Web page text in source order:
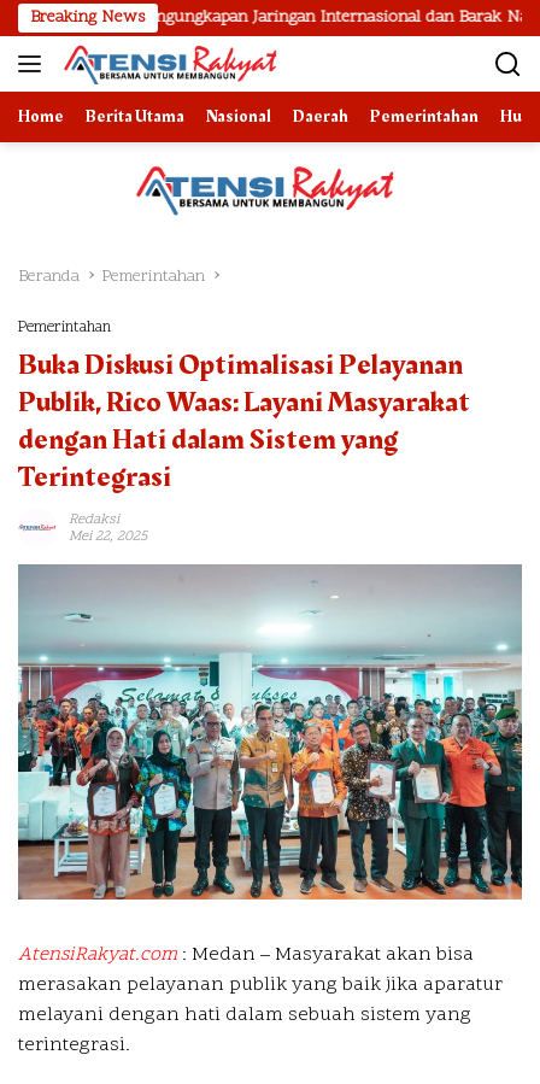
Langsung
ke
konten
Breaking News
Pengungkapan Jaringan Internasional dan Barak Narkoba
Home Berita Utama Nasional Daerah Pemerintahan
Beranda Pemerintahan
Pemerintahan
Buka Diskusi Optimalisasi Pelayanan
Publik, Rico Waas: Layani Masyarakat
dengan Hati dalam Sistem yang
Terintegrasi
Redaksi
Mei 22, 2025
AtensiRakyat.com : Medan – Masyarakat akan bisa
merasakan pelayanan publik yang baik jika aparatur
melayani dengan hati dalam sebuah sistem yang
terintegrasi.